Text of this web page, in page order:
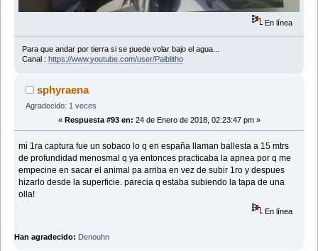
En línea
Para que andar por tierra si se puede volar bajo el agua...
Canal : https://www.youtube.com/user/Paiblitho
sphyraena
Agradecido: 1 veces
« Respuesta #93 en: 24 de Enero de 2018, 02:23:47 pm »
mi 1ra captura fue un sobaco lo q en españa llaman ballesta a 15 mtrs
de profundidad menosmal q ya entonces practicaba la apnea por q me
empecine en sacar el animal pa arriba en vez de subir 1ro y despues
hizarlo desde la superficie. parecia q estaba subiendo la tapa de una
olla!
En línea
Han agradecido: Denouhn